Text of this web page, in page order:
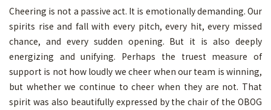
Cheering is not a passive act. It is emotionally demanding. Our
spirits rise and fall with every pitch, every hit, every missed
chance, and every sudden opening. But it is also deeply
energizing and unifying. Perhaps the truest measure of
support is not how loudly we cheer when our team is winning,
but whether we continue to cheer when they are not. That
spirit was also beautifully expressed by the chair of the OBOG